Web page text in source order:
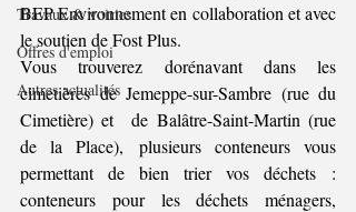
Travaux & voiries
Offres d'emploi
Autres actualités
BEP Environnement en collaboration et avec
le soutien de Fost Plus.
Vous trouverez dorénavant dans les
cimetières de Jemeppe-sur-Sambre (rue du
Cimetière) et  de Balâtre-Saint-Martin (rue
de la Place), plusieurs conteneurs vous
permettant de bien trier vos déchets :
conteneurs pour les déchets ménagers,